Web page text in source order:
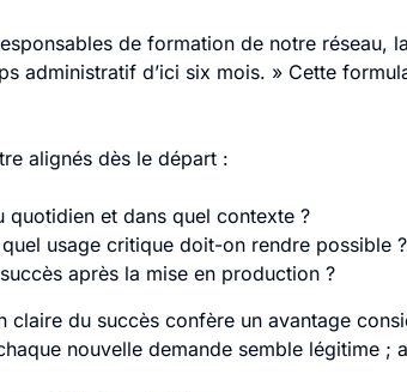
de formation de notre
administratif d’ici six mois. » Cette
alignés dès le départ :
et dans quel contexte ?
usage critique doit-on rendre possible ?
après la mise en production ?
claire du succès confère un avantage
nouvelle demande semble légitime ;